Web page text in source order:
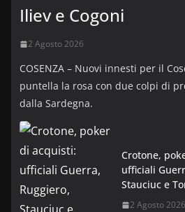
Iliev e Cogoni
2 Agosto 2026
COSENZA – Nuovi innesti per il
puntella la rosa con due colpi di
dalla Sardegna.
Crotone,
ufficiali
Stauciuc e
2 Agosto 2026